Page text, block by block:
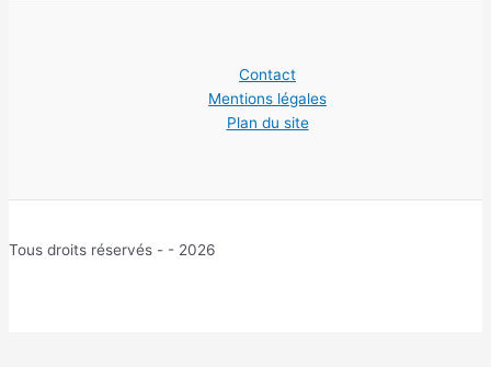
Contact
Mentions légales
Plan du site
Tous droits réservés - - 2026